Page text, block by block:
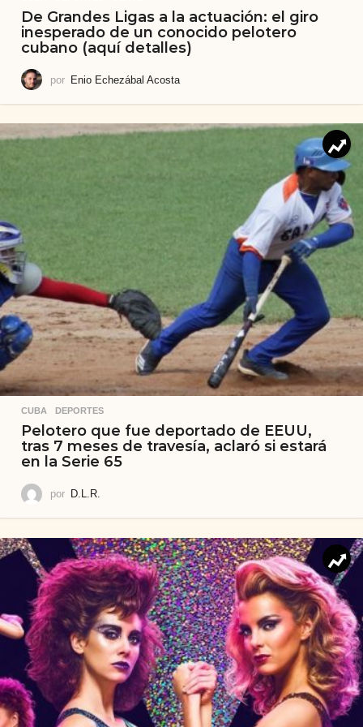
De Grandes Ligas a la actuación: el giro
inesperado de un conocido pelotero
cubano (aquí detalles)
por Enio Echezábal Acosta
CUBA ,DEPORTES
Pelotero que fue deportado de EEUU,
tras 7 meses de travesía, aclaró si estará
en la Serie 65
por D.L.R.